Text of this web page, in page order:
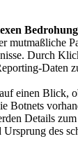
mutmaßliche
Durch
Daten
einen Blick,
Botnets
Details
des